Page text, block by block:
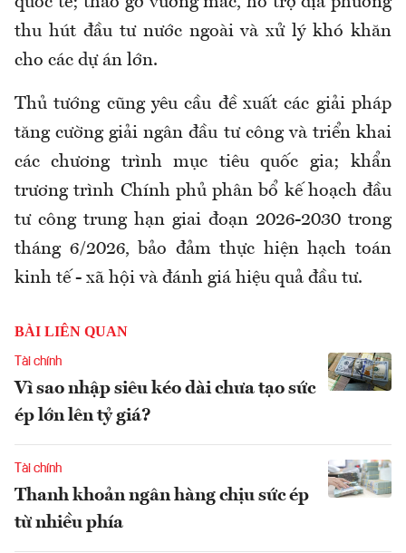
thu hút đầu tư nước ngoài và xử lý khó khăn
cho các dự án lớn.
Thủ tướng cũng yêu cầu đề xuất các giải pháp
tăng cường giải ngân đầu tư công và triển khai
các chương trình mục tiêu quốc gia; khẩn
trương trình Chính phủ phân bổ kế hoạch đầu
tư công trung hạn giai đoạn 2026-2030 trong
tháng 6/2026, bảo đảm thực hiện hạch toán
kinh tế - xã hội và đánh giá hiệu quả đầu tư.
BÀI LIÊN QUAN
Tài chính
Vì sao nhập siêu kéo dài chưa tạo sức
ép lớn lên tỷ giá?
Tài chính
Thanh khoản ngân hàng chịu sức ép
từ nhiều phía